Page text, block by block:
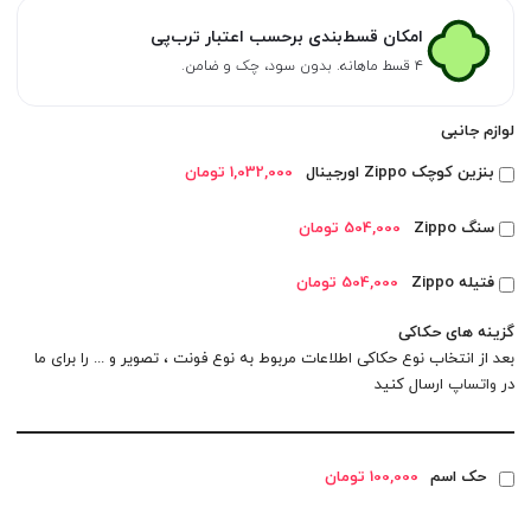
امکان قسط‌بندی برحسب اعتبار ترب‌پی
۴ قسط ماهانه. بدون سود، چک و ضامن.
لوازم جانبی
بنزین کوچک Zippo اورجینال
1,032,000 تومان
سنگ Zippo 504,000 تومان
فتیله Zippo 504,000 تومان
گزینه های حکاکی
بعد از انتخاب نوع حکاکی اطلاعات مربوط به نوع فونت ، تصویر و ... را برای ما
در واتساپ ارسال کنید
حک اسم 100,000 تومان